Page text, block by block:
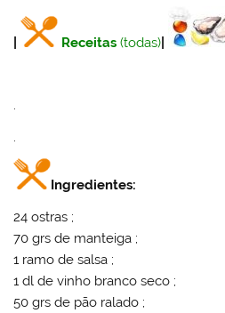
Receitas (todas)
.
.
Ingredientes:
24 ostras ;
70 grs de manteiga ;
1 ramo de salsa ;
1 dl de vinho branco seco ;
50 grs de pão ralado ;